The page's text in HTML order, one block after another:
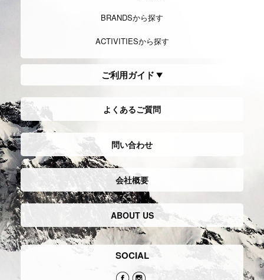
BRANDSから探す
ACTIVITIESから探す
ご利用ガイド
よくあるご質問
問い合わせ
会社概要
ABOUT US
SOCIAL